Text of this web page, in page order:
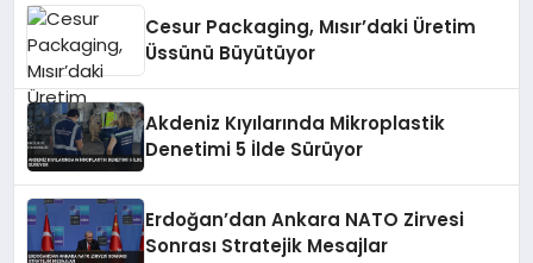
Cesur Packaging, Mısır’daki Üretim
Üssünü Büyütüyor
Akdeniz Kıyılarında Mikroplastik
Denetimi 5 İlde Sürüyor
Erdoğan’dan Ankara NATO Zirvesi
Sonrası Stratejik Mesajlar